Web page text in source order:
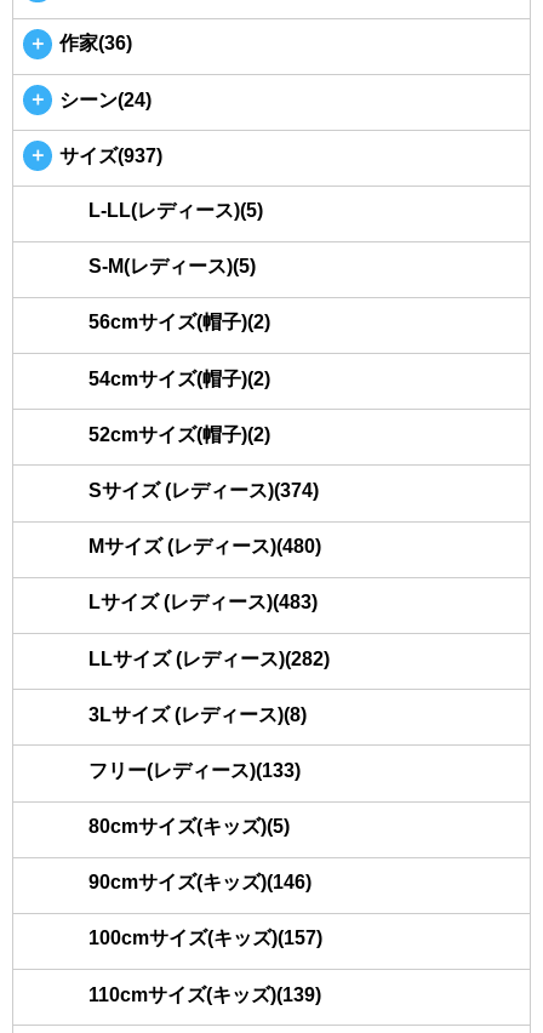
＋ 作家(36)
＋ シーン(24)
＋ サイズ(937)
L-LL(レディース)(5)
S-M(レディース)(5)
56cmサイズ(帽子)(2)
54cmサイズ(帽子)(2)
52cmサイズ(帽子)(2)
Sサイズ (レディース)(374)
Mサイズ (レディース)(480)
Lサイズ (レディース)(483)
LLサイズ (レディース)(282)
3Lサイズ (レディース)(8)
フリー(レディース)(133)
80cmサイズ(キッズ)(5)
90cmサイズ(キッズ)(146)
100cmサイズ(キッズ)(157)
110cmサイズ(キッズ)(139)